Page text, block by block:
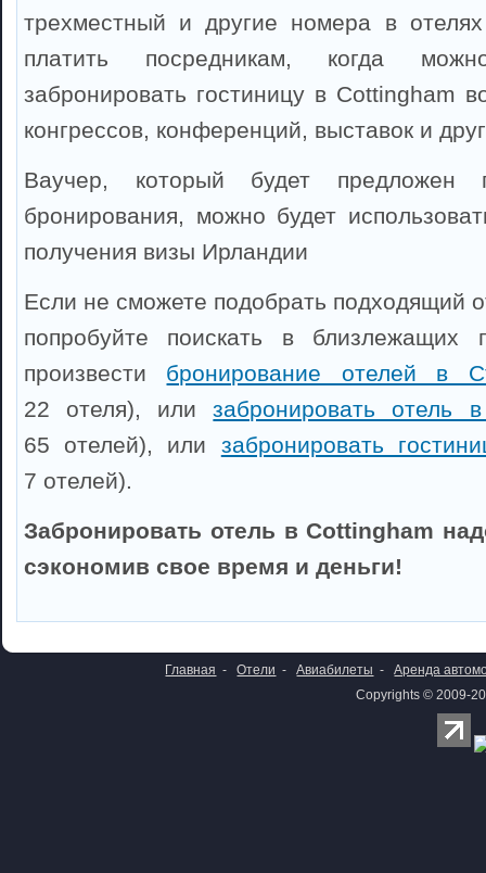
трехместный и другие номера в
платить посредникам, когда
забронировать гостиницу в Cottingham
конгрессов, конференций, выставок и
Ваучер, который будет предложен
бронирования, можно будет
получения визы Ирландии
Если не сможете подобрать подходящий
попробуйте поискать в близлежащих
произвести бронирование отелей в
22 отеля), илизабронировать отель
65 отелей), или забронировать
7 отелей).
Забронировать отель в Cottingham
сэкономив свое время и деньги!
Главная - Отели - Авиабилеты -
Аренда
Copyrights © 2009-